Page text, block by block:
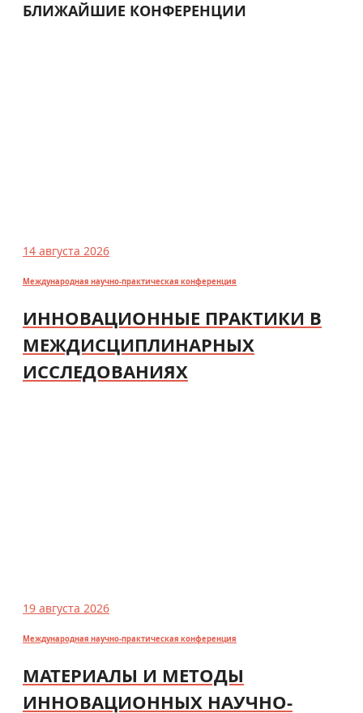
БЛИЖАЙШИЕ КОНФЕРЕНЦИИ
14 августа 2026
Международная научно-практическая конференция
ИННОВАЦИОННЫЕ ПРАКТИКИ В
МЕЖДИСЦИПЛИНАРНЫХ
ИССЛЕДОВАНИЯХ
19 августа 2026
Международная научно-практическая конференция
МАТЕРИАЛЫ И МЕТОДЫ
ИННОВАЦИОННЫХ НАУЧНО-